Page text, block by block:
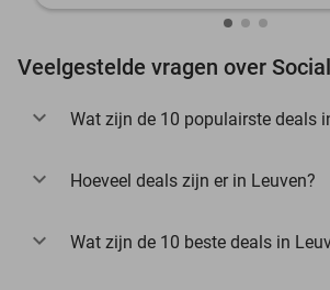
Veelgestelde vragen over
Wat zijn de 10 populairste deals
Hoeveel deals zijn er in Leuven?
Wat zijn de 10 beste deals in